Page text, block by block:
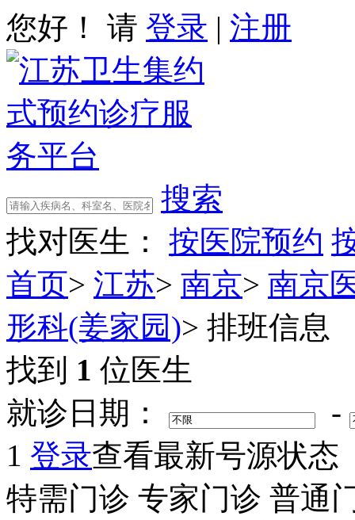
您好！ 请 登录 | 注册
搜索
找对医生：
按医院预约
首页> 江苏> 南京> 南京
形科(姜家园)> 排班信息
找到 1 位医生
就诊日期：
-
1 登录查看最新号源状态
特需门诊 专家门诊 普通